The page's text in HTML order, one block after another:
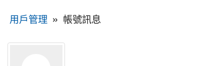
用戶管理 » 帳號訊息